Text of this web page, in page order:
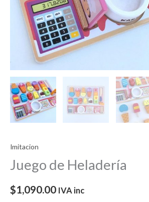
Imitacion
Juego de Heladería
$1,090.00 IVA inc